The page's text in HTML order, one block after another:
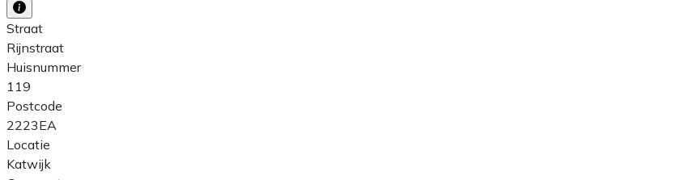
Straat
Rijnstraat
Huisnummer
119
Postcode
2223EA
Locatie
Katwijk